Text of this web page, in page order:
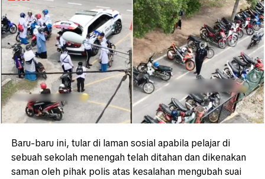
Baru-baru ini, tular di laman sosial apabila pelajar di
sebuah sekolah menengah telah ditahan dan dikenakan
saman oleh pihak polis atas kesalahan mengubah suai